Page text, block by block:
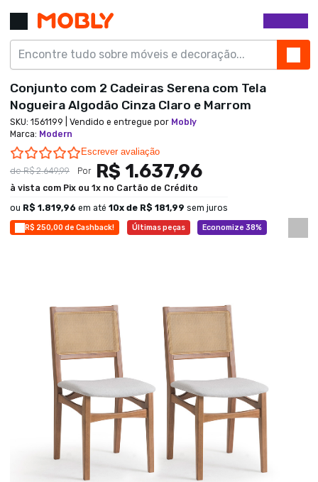
R$ 250,00 de Cashback! Últimas peças Economize 38%
Conjunto com 2 Cadeiras Serena com Tela
Nogueira Algodão Cinza Claro e Marrom
SKU: 1561199 | Vendido e entregue por Mobly
Marca: Modern
0.0 star rating
Escrever avaliação
deR$ 2.649,99 Por R$ 1.637,96
à vista com Pix ou 1x no Cartão de Crédito
ou R$ 1.819,96 em até 10x de R$ 181,99 sem juros